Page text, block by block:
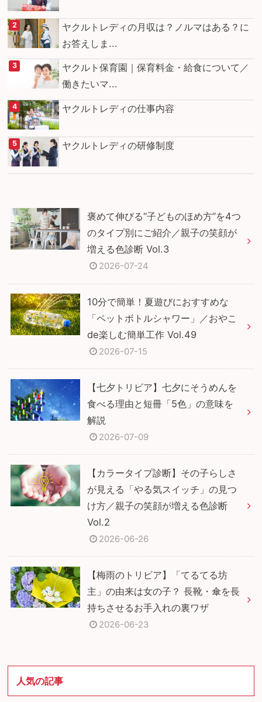
ヤクルトレディの月収は？ノルマはある？に
お答えしま...
ヤクルト保育園｜保育料金・給食について／
働きたいマ...
ヤクルトレディの仕事内容
ヤクルトレディの研修制度
褒めて伸びる“子どものほめ方”を4つ
のタイプ別にご紹介／親子の笑顔が
増える色診断 Vol.3
2026-07-24
10分で簡単！夏遊びにおすすめな
「ペットボトルシャワー」／おやこ
de楽しむ簡単工作 Vol.49
2026-07-15
【七夕トリビア】七夕にそうめんを
食べる理由と短冊「5色」の意味を
解説
2026-07-09
【カラータイプ診断】その子らしさ
が見える「やる気スイッチ」の見つ
け方／親子の笑顔が増える色診断
Vol.2
2026-06-26
【梅雨のトリビア】「てるてる坊
主」の由来は女の子？ 長靴・傘を長
持ちさせるお手入れの裏ワザ
2026-06-23
人気の記事